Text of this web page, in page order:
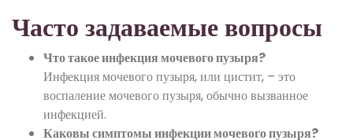
Часто задаваемые вопросы
Что такое инфекция мочевого пузыря?
Инфекция мочевого пузыря, или цистит, – это
воспаление мочевого пузыря, обычно вызванное
инфекцией.
Каковы симптомы инфекции мочевого пузыря?